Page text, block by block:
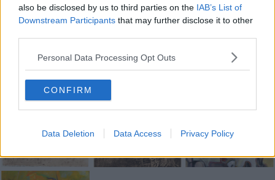
also be disclosed by us to third parties on the IAB’s List of
Downstream Participants that may further disclose it to other
Personal Data Processing Opt Outs
CONFIRM
Data Deletion Data Access Privacy Policy
Se vuoi leggere le notizie principali della Toscana iscriviti alla
Basta cliccareQUI
Fotogallery